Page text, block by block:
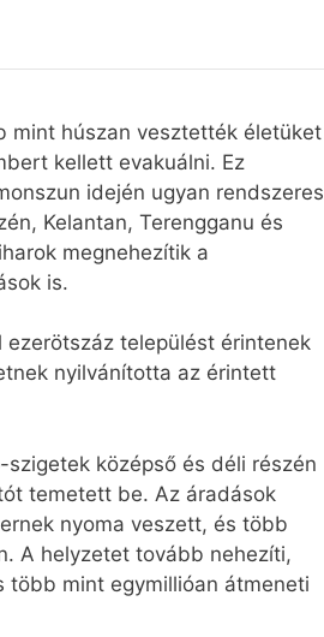
mint húszan vesztették életüket
kellett evakuálni. Ez
idején ugyan rendszeres
Kelantan, Terengganu és
megnehezítik a
is.
települést érintenek
nyilvánította az érintett
középső és déli részén
temetett be. Az áradások
nyoma veszett, és több
A helyzetet tovább nehezíti,
több mint egymillióan átmeneti